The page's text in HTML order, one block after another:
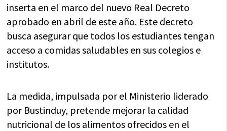
inserta en el marco del nuevo Real Decreto
aprobado en abril de este año. Este decreto
busca asegurar que todos los estudiantes tengan
acceso a comidas saludables en sus colegios e
institutos.
La medida, impulsada por el Ministerio liderado
por Bustinduy, pretende mejorar la calidad
nutricional de los alimentos ofrecidos en el